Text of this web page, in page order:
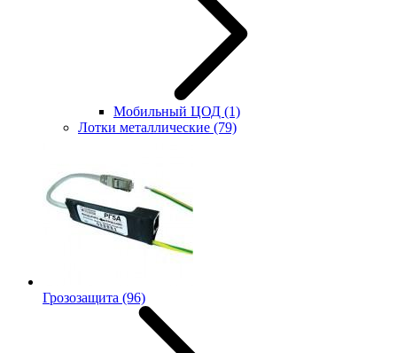
Мобильный ЦОД (1)
Лотки металлические (79)
Грозозащита (96)